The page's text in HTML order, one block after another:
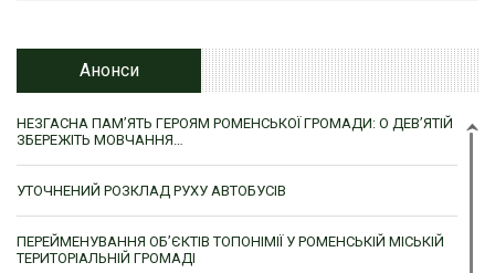
Анонси
НЕЗГАСНА ПАМ’ЯТЬ ГЕРОЯМ РОМЕНСЬКОЇ ГРОМАДИ: О ДЕВ’ЯТІЙ
ЗБЕРЕЖІТЬ МОВЧАННЯ…
УТОЧНЕНИЙ РОЗКЛАД РУХУ АВТОБУСІВ
ПЕРЕЙМЕНУВАННЯ ОБ’ЄКТІВ ТОПОНІМІЇ У РОМЕНСЬКІЙ МІСЬКІЙ
ТЕРИТОРІАЛЬНІЙ ГРОМАДІ